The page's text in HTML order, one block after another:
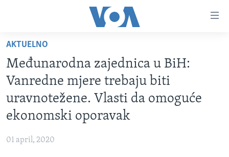
glavni
sadržaj
Pređi
glavnu
navigaciju
na
TV PROGRAM
FOTOGRAFIJE DANA
VIJESTI
BOSNA I HERCEGOVINA
SPECIJALNI PROJEKTI
AKTUELNO
Međunarodna zajednica u BiH:
Vanredne mjere trebaju biti
uravnotežene. Vlasti da omoguće
ekonomski oporavak
01 april, 2020